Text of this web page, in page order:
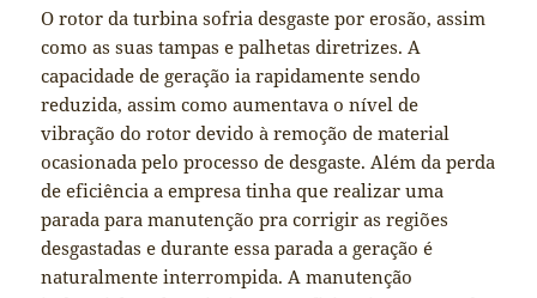
O rotor da turbina sofria desgaste por erosão, assim
como as suas tampas e palhetas diretrizes. A
capacidade de geração ia rapidamente sendo
reduzida, assim como aumentava o nível de
vibração do rotor devido à remoção de material
ocasionada pelo processo de desgaste. Além da perda
de eficiência a empresa tinha que realizar uma
parada para manutenção pra corrigir as regiões
desgastadas e durante essa parada a geração é
naturalmente interrompida. A manutenção